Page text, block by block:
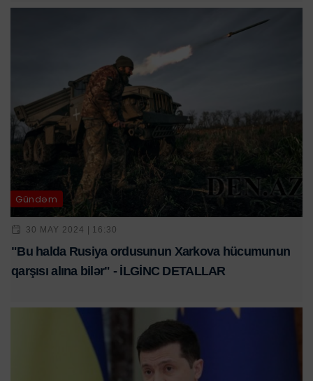
Gündəm
30 MAY 2024 | 16:30
"Bu halda Rusiya ordusunun Xarkova hücumunun
qarşısı alına bilər" - İLGİNC DETALLAR